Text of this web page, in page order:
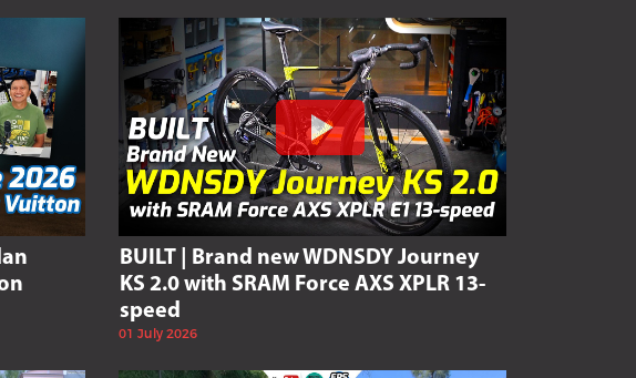
BUILT | Brand new WDNSDY Journey
KS 2.0 with SRAM Force AXS XPLR 13-
speed
01 July 2026